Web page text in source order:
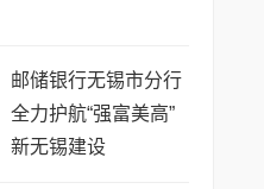
邮储银行无锡市分行
全力护航“强富美高”
新无锡建设